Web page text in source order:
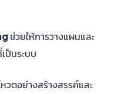
ช่วยให้การวางแผนและ
ป็นระบบ
วตอย่างสร้างสรรค์และ